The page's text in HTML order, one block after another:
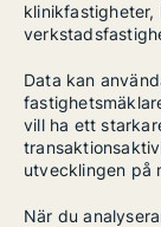
klinikfastigheter,
Data kan
vill ha ett
utvecklingen på
När du